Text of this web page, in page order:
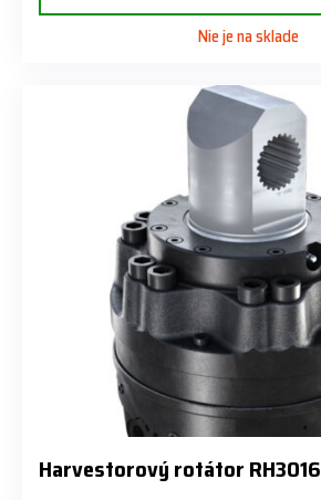
Nie je na sklade
Harvestorový rotátor RH3016